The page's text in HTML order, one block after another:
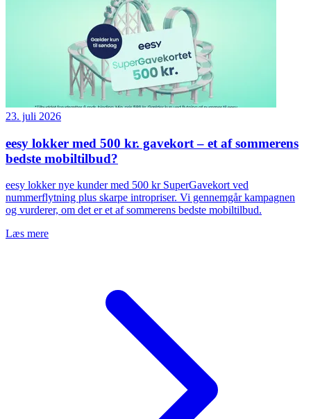
23. juli 2026
eesy lokker med 500 kr. gavekort – et af sommerens
bedste mobiltilbud?
eesy lokker nye kunder med 500 kr SuperGavekort ved
nummerflytning plus skarpe intropriser. Vi gennemgår kampagnen
og vurderer, om det er et af sommerens bedste mobiltilbud.
Læs mere